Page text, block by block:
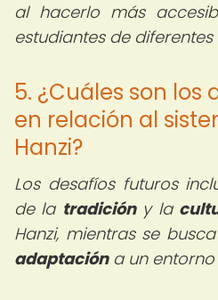
al hacerlo más
estudiantes de diferentes
5. ¿Cuáles son los
en relación al
Hanzi?
Los desafíos futuros
de la tradicióny la
Hanzi, mientras se
adaptacióna un entorno